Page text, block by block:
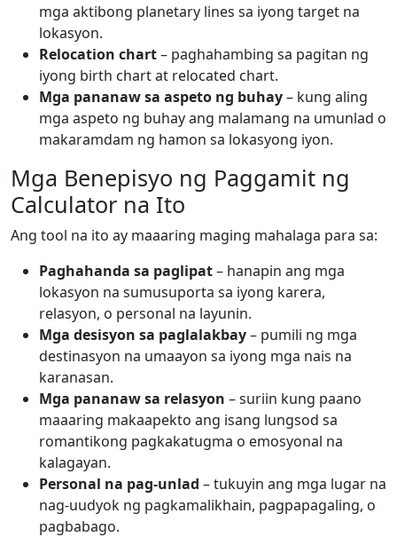
mga aktibong planetary lines sa iyong target na
lokasyon.
Relocation chart– paghahambing sa pagitan ng
iyong birth chart at relocated chart.
Mga pananaw sa aspeto ng buhay– kung aling
mga aspeto ng buhay ang malamang na umunlad o
makaramdam ng hamon sa lokasyong iyon.
Mga Benepisyo ng Paggamit ng
Calculator na Ito
Ang tool na ito ay maaaring maging mahalaga para sa:
Paghahanda sa paglipat– hanapin ang mga
lokasyon na sumusuporta sa iyong karera,
relasyon, o personal na layunin.
Mga desisyon sa paglalakbay– pumili ng mga
destinasyon na umaayon sa iyong mga nais na
karanasan.
Mga pananaw sa relasyon – suriin kung paano
maaaring makaapekto ang isang lungsod sa
romantikong pagkakatugma o emosyonal na
kalagayan.
Personal na pag-unlad – tukuyin ang mga lugar na
nag-uudyok ng pagkamalikhain, pagpapagaling, o
pagbabago.